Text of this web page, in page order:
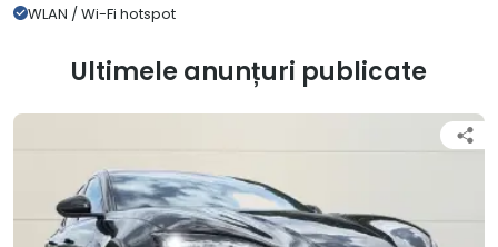
WLAN / Wi-Fi hotspot
Ultimele anunțuri publicate